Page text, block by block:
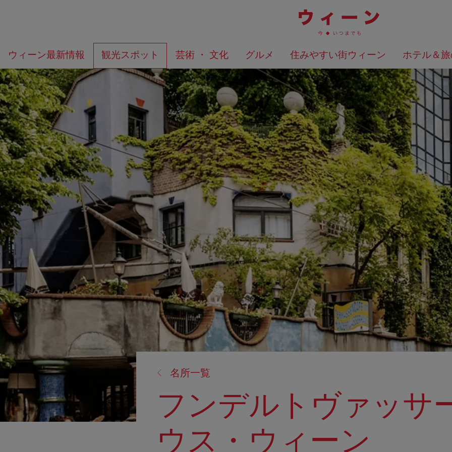
ニ
ー
へ
の
ー
ジ
の
ト
ッ
プ
へ
ウィーン最新情報 観光スポット 芸術 ・ 文化 グルメ 住みやすい街ウィーン ホテル＆
何
を
お
探
で
す
か？
検索結果を地図上に表
名所一覧
フンデルトヴァッサ
ウス・ウィーン